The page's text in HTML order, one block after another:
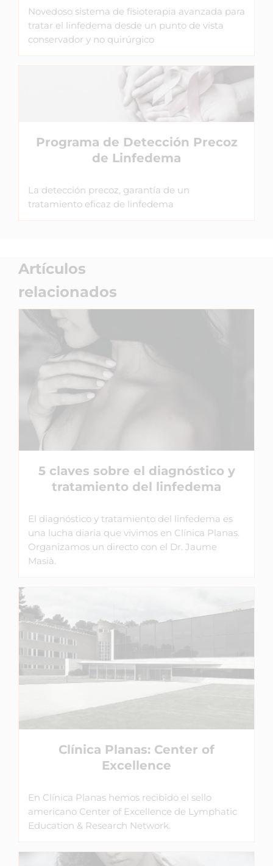
Novedoso sistema de fisioterapia avanzada para
tratar el linfedema desde un punto de vista
conservador y no quirúrgico
Programa de Detección Precoz
de Linfedema
La detección precoz, garantía de un
tratamiento eficaz de linfedema
Artículos
relacionados
5 claves sobre el diagnóstico y
tratamiento del linfedema
El diagnóstico y tratamiento del linfedema es
una lucha diaria que vivimos en Clínica Planas.
Organizamos un directo con el Dr. Jaume
Masià.
Clínica Planas: Center of
Excellence
En Clínica Planas hemos recibido el sello
americano Center of Excellence de Lymphatic
Education & Research Network.